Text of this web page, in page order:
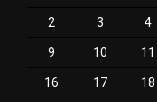
2 3 4
9 10 11
16 17 18